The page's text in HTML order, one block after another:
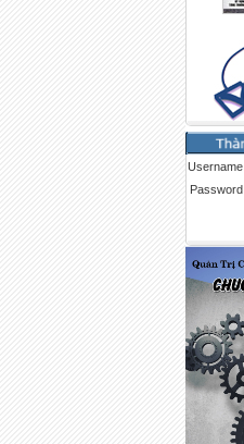
Username
Password